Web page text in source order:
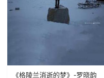
《格陵兰消逝的梦》-罗晓韵